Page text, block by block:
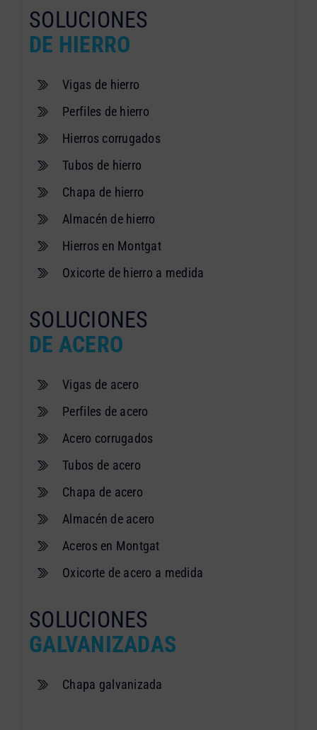
SOLUCIONES
DE HIERRO
Vigas de hierro
Perfiles de hierro
Hierros corrugados
Tubos de hierro
Chapa de hierro
Almacén de hierro
Hierros en Montgat
Oxicorte de hierro a medida
SOLUCIONES
DE ACERO
Vigas de acero
Perfiles de acero
Acero corrugados
Tubos de acero
Chapa de acero
Almacén de acero
Aceros en Montgat
Oxicorte de acero a medida
SOLUCIONES
GALVANIZADAS
Chapa galvanizada